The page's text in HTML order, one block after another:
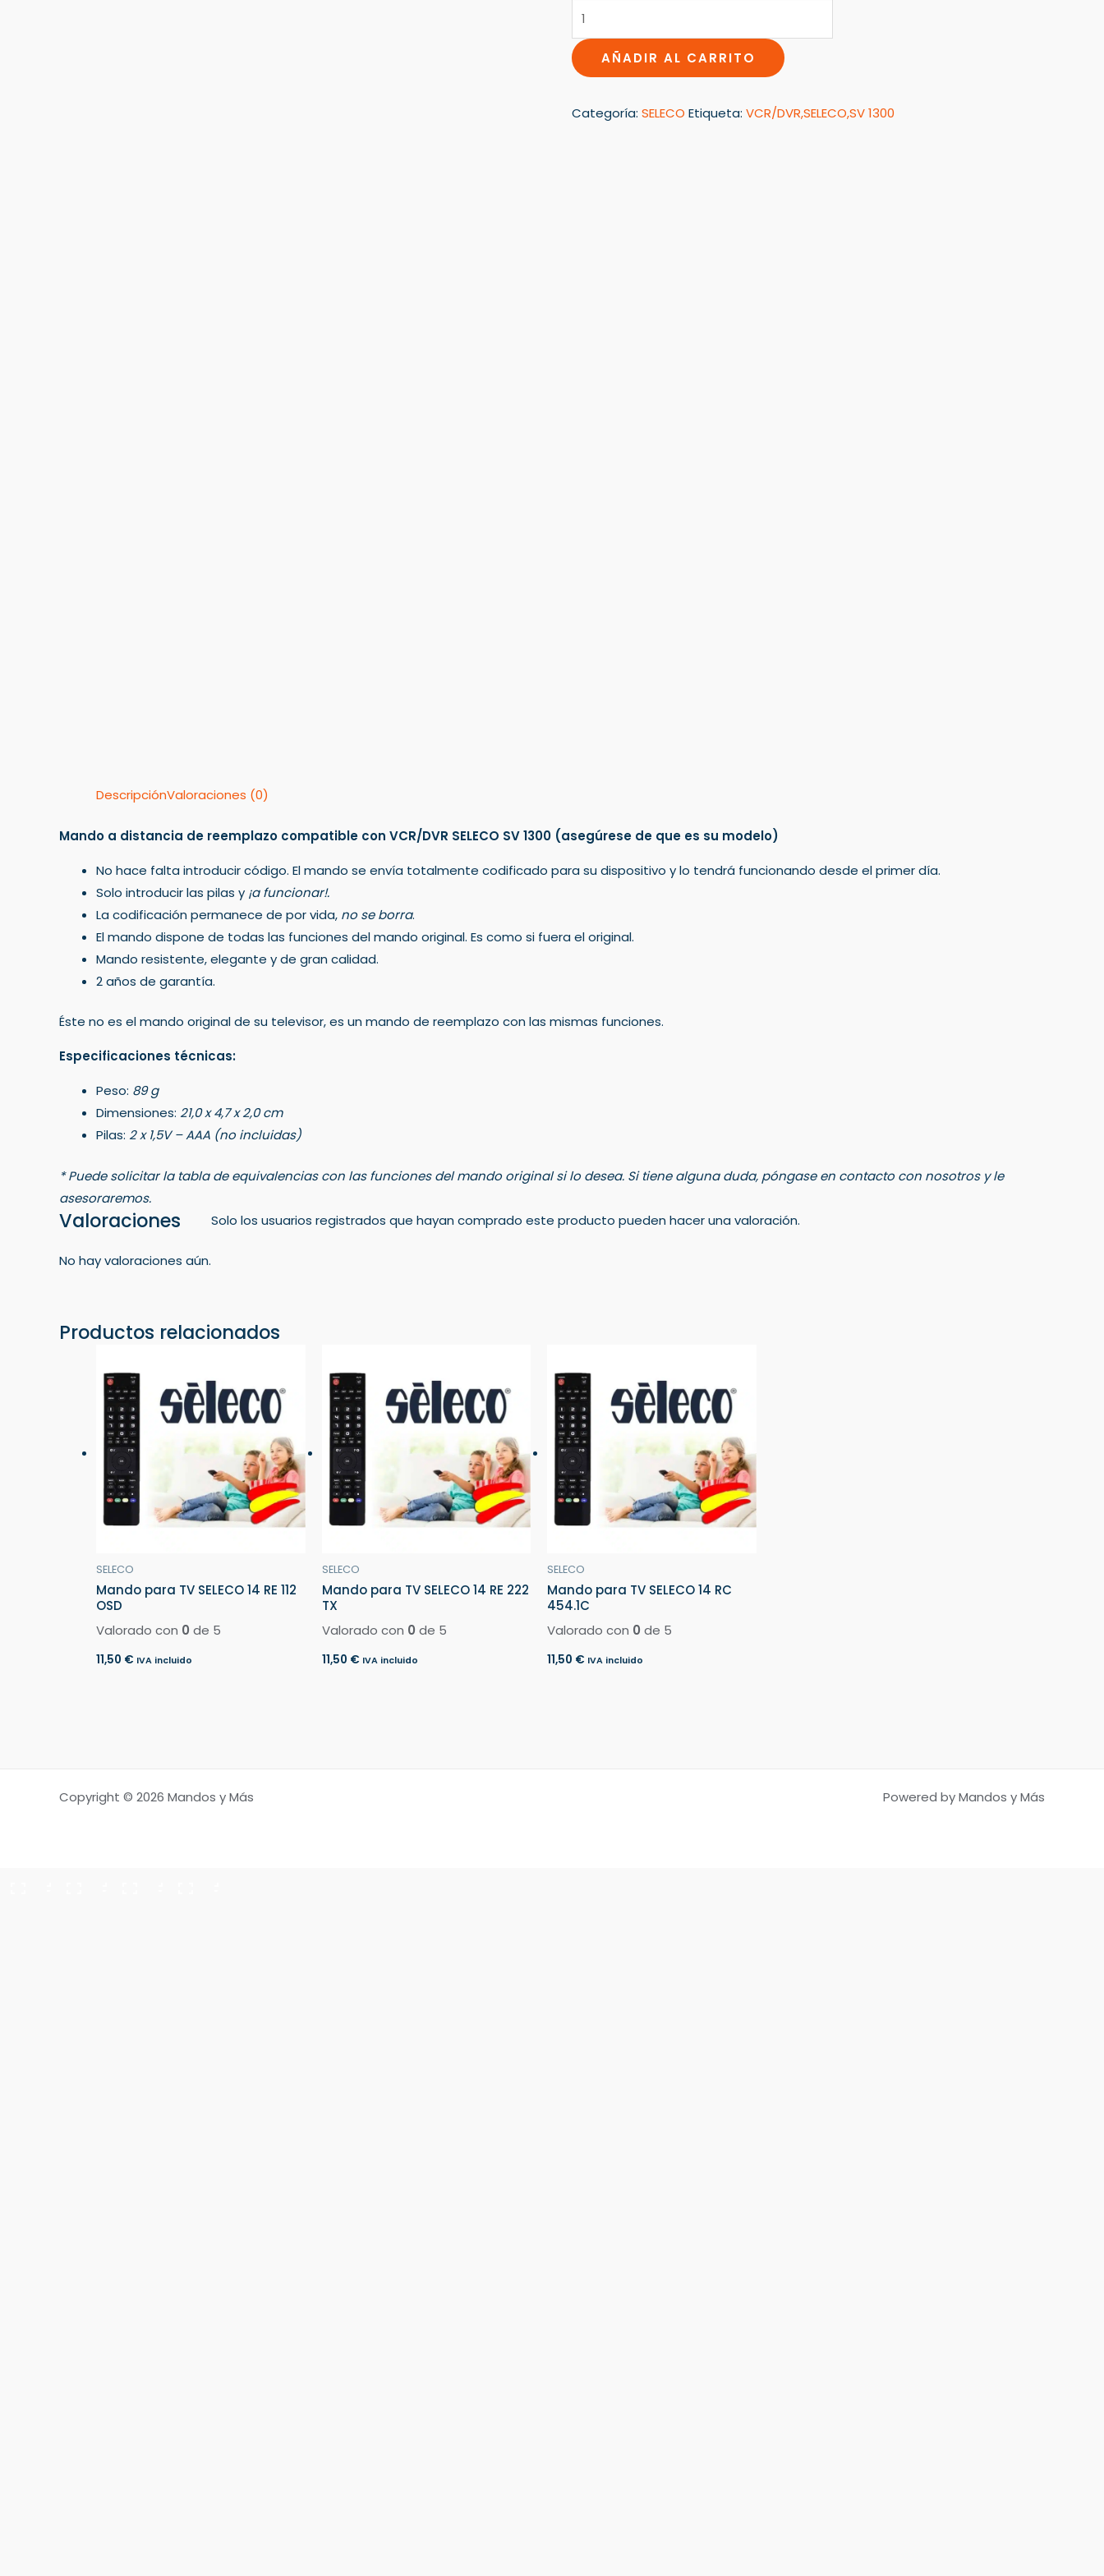
AÑADIR AL CARRITO
Categoría: SELECO Etiqueta: VCR/DVR,SELECO,SV 1300
DescripciónValoraciones (0)
Mando a distancia de reemplazo compatible con VCR/DVR SELECO SV 1300 (asegúrese de que es su modelo)
No hace falta introducir código. El mando se envía totalmente codificado para su dispositivo y lo tendrá funcionando desde el primer día.
Solo introducir las pilas y ¡a funcionar!.
La codificación permanece de por vida, no se borra.
El mando dispone de todas las funciones del mando original. Es como si fuera el original.
Mando resistente, elegante y de gran calidad.
2 años de garantía.
Éste no es el mando original de su televisor, es un mando de reemplazo con las mismas funciones.
Especificaciones técnicas:
Peso: 89 g
Dimensiones: 21,0 x 4,7 x 2,0 cm
Pilas: 2 x 1,5V – AAA (no incluidas)
* Puede solicitar la tabla de equivalencias con las funciones del mando original si lo desea. Si tiene alguna duda, póngase en contacto con nosotros y le
asesoraremos.
Valoraciones
No hay valoraciones aún.
Solo los usuarios registrados que hayan comprado este producto pueden hacer una valoración.
Productos relacionados
SELECO
Mando para TV SELECO 14 RE 112
OSD
Valorado con 0 de 5
11,50 € IVA incluido
SELECO
Mando para TV SELECO 14 RE 222
TX
Valorado con 0 de 5
11,50 € IVA incluido
SELECO
Mando para TV SELECO 14 RC
454.1C
Valorado con 0 de 5
11,50 € IVA incluido
Copyright © 2026 Mandos y Más Powered by Mandos y Más